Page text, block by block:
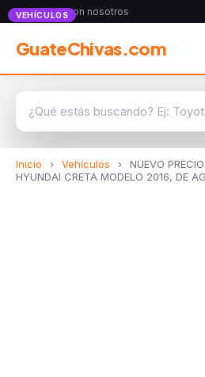
Anunciate con nosotros
GuateChivas.com
Inicio › Vehículos ›
NUEVO
HYUNDAI CRETA MODELO 2016, DE
VEHÍCULOS